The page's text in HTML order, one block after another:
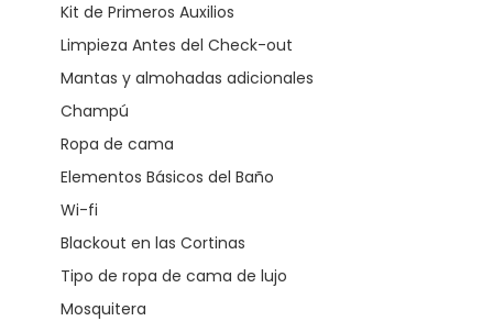
Kit de Primeros Auxilios
Limpieza Antes del Check-out
Mantas y almohadas adicionales
Champú
Ropa de cama
Elementos Básicos del Baño
Wi-fi
Blackout en las Cortinas
Tipo de ropa de cama de lujo
Mosquitera